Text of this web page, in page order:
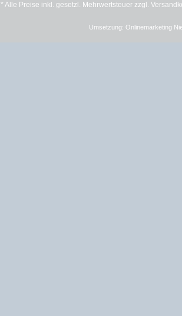
* Alle Preise inkl. gesetzl. Mehrwertsteuer zzgl.
Umsetzung: Onlinemarketing